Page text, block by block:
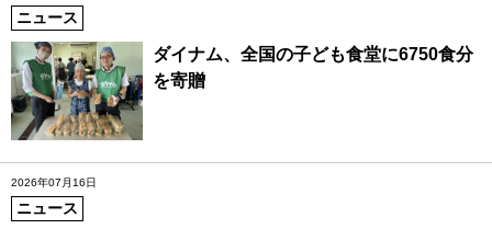
ニュース
ダイナム、全国の子ども食堂に6750食分
を寄贈
2026年07月16日
ニュース